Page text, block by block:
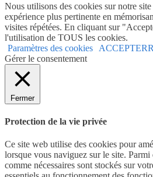
Nous utilisons des cookies sur notre
expérience plus pertinente en
visites répétées. En cliquant sur
l'utilisation de TOUS les cookies.
Paramètres des cookies
ACCEPTER
Gérer le consentement
Fermer
Protection de la vie privée
Ce site web utilise des cookies pour
lorsque vous naviguez sur le site.
comme nécessaires sont stockés sur